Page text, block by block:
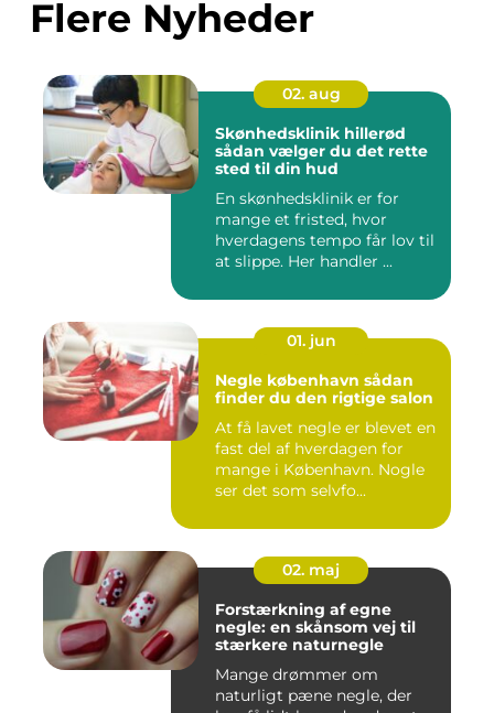
Flere Nyheder
02. aug
Skønhedsklinik hillerød
sådan vælger du det rette
sted til din hud
En skønhedsklinik er for
mange et fristed, hvor
hverdagens tempo får lov til
at slippe. Her handler ...
01. jun
Negle københavn sådan
finder du den rigtige salon
At få lavet negle er blevet en
fast del af hverdagen for
mange i København. Nogle
ser det som selvfo...
02. maj
Forstærkning af egne
negle: en skånsom vej til
stærkere naturnegle
Mange drømmer om
naturligt pæne negle, der